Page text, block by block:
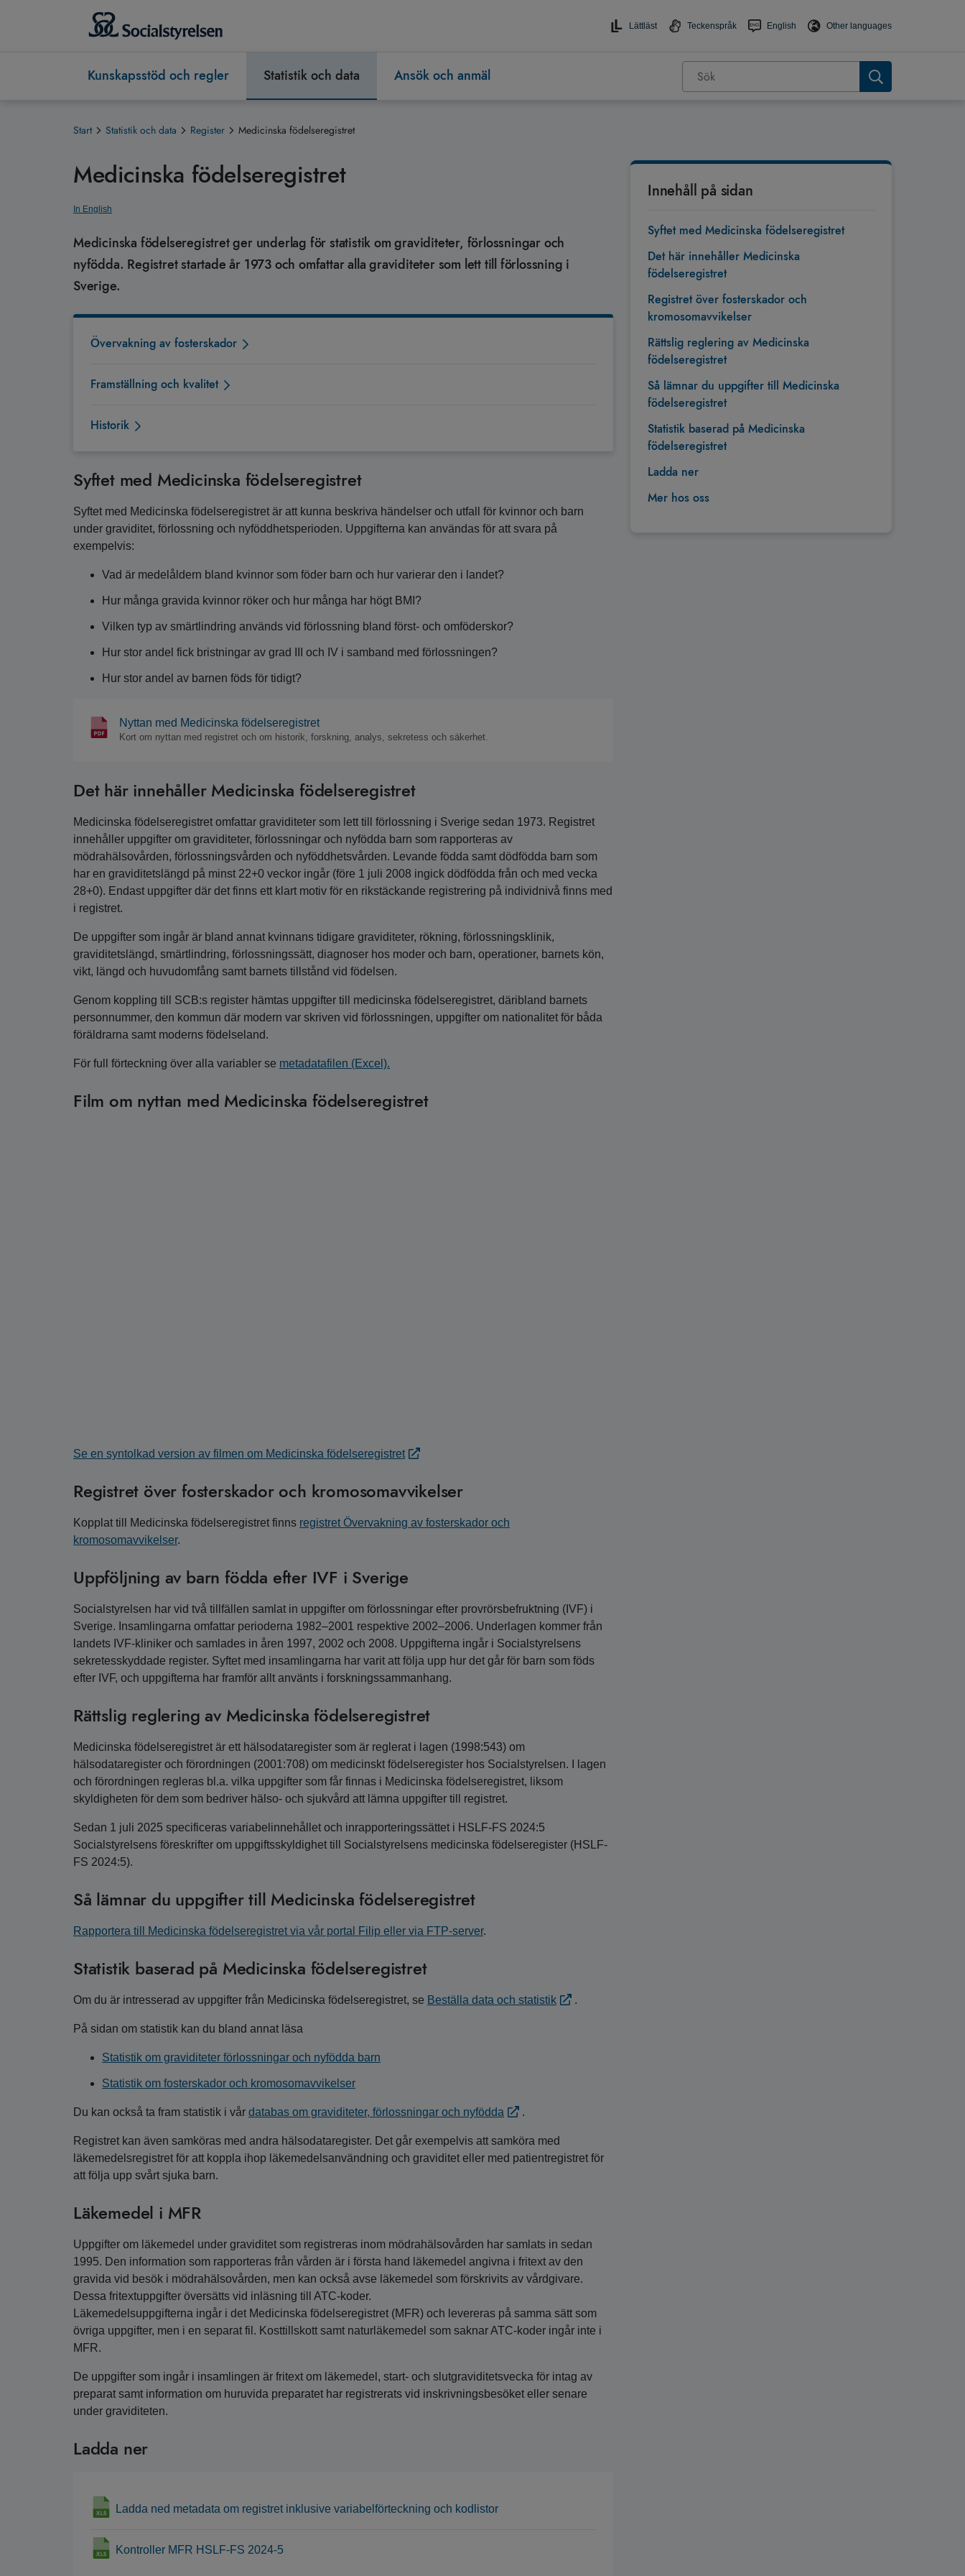
Lättläst Teckenspråk English Other languages
Kunskapsstöd och regler Statistik och data Ansök och anmäl
Start Statistik och data Register Medicinska födelseregistret
Innehåll på sidan
Syftet med Medicinska födelseregistret
Det här innehåller Medicinska
födelseregistret
Registret över fosterskador och
kromosomavvikelser
Rättslig reglering av Medicinska
födelseregistret
Så lämnar du uppgifter till Medicinska
födelseregistret
Statistik baserad på Medicinska
födelseregistret
Ladda ner
Mer hos oss
Medicinska födelseregistret
In English
Medicinska födelseregistret ger underlag för statistik om graviditeter, förlossningar och
nyfödda. Registret startade år 1973 och omfattar alla graviditeter som lett till förlossning i
Sverige.
Övervakning av fosterskador
Framställning och kvalitet
Historik
Syftet med Medicinska födelseregistret
Syftet med Medicinska födelseregistret är att kunna beskriva händelser och utfall för kvinnor och barn
under graviditet, förlossning och nyföddhetsperioden. Uppgifterna kan användas för att svara på
exempelvis:
Vad är medelåldern bland kvinnor som föder barn och hur varierar den i landet?
Hur många gravida kvinnor röker och hur många har högt BMI?
Vilken typ av smärtlindring används vid förlossning bland först- och omföderskor?
Hur stor andel fick bristningar av grad III och IV i samband med förlossningen?
Hur stor andel av barnen föds för tidigt?
Nyttan med Medicinska födelseregistret
Kort om nyttan med registret och om historik, forskning, analys, sekretess och säkerhet.
Det här innehåller Medicinska födelseregistret
Medicinska födelseregistret omfattar graviditeter som lett till förlossning i Sverige sedan 1973. Registret
innehåller uppgifter om graviditeter, förlossningar och nyfödda barn som rapporteras av
mödrahälsovården, förlossningsvården och nyföddhetsvården. Levande födda samt dödfödda barn som
har en graviditetslängd på minst 22+0 veckor ingår (före 1 juli 2008 ingick dödfödda från och med vecka
28+0). Endast uppgifter där det finns ett klart motiv för en rikstäckande registrering på individnivå finns med
i registret.
De uppgifter som ingår är bland annat kvinnans tidigare graviditeter, rökning, förlossningsklinik,
graviditetslängd, smärtlindring, förlossningssätt, diagnoser hos moder och barn, operationer, barnets kön,
vikt, längd och huvudomfång samt barnets tillstånd vid födelsen.
Genom koppling till SCB:s register hämtas uppgifter till medicinska födelseregistret, däribland barnets
personnummer, den kommun där modern var skriven vid förlossningen, uppgifter om nationalitet för båda
föräldrarna samt moderns födelseland.
För full förteckning över alla variabler se metadatafilen (Excel).
Film om nyttan med Medicinska födelseregistret
Se en syntolkad version av filmen om Medicinska födelseregistret
Registret över fosterskador och kromosomavvikelser
Kopplat till Medicinska födelseregistret finns registret Övervakning av fosterskador och
kromosomavvikelser.
Uppföljning av barn födda efter IVF i Sverige
Socialstyrelsen har vid två tillfällen samlat in uppgifter om förlossningar efter provrörsbefruktning (IVF) i
Sverige. Insamlingarna omfattar perioderna 1982–2001 respektive 2002–2006. Underlagen kommer från
landets IVF-kliniker och samlades in åren 1997, 2002 och 2008. Uppgifterna ingår i Socialstyrelsens
sekretesskyddade register. Syftet med insamlingarna har varit att följa upp hur det går för barn som föds
efter IVF, och uppgifterna har framför allt använts i forskningssammanhang.
Rättslig reglering av Medicinska födelseregistret
Medicinska födelseregistret är ett hälsodataregister som är reglerat i lagen (1998:543) om
hälsodataregister och förordningen (2001:708) om medicinskt födelseregister hos Socialstyrelsen. I lagen
och förordningen regleras bl.a. vilka uppgifter som får finnas i Medicinska födelseregistret, liksom
skyldigheten för dem som bedriver hälso­- och sjukvård att lämna uppgifter till registret.
Sedan 1 juli 2025 specificeras variabelinnehållet och inrapporteringssättet i HSLF-FS 2024:5
Socialstyrelsens föreskrifter om uppgiftsskyldighet till Socialstyrelsens medicinska födelseregister (HSLF-
FS 2024:5).
Så lämnar du uppgifter till Medicinska födelseregistret
Rapportera till Medicinska födelseregistret via vår portal Filip eller via FTP-server.
Statistik baserad på Medicinska födelseregistret
Om du är intresserad av uppgifter från Medicinska födelseregistret, se Beställa data och statistik .
På sidan om statistik kan du bland annat läsa
Statistik om graviditeter förlossningar och nyfödda barn
Statistik om fosterskador och kromosomavvikelser
Du kan också ta fram statistik i vår databas om graviditeter, förlossningar och nyfödda .
Registret kan även samköras med andra hälsodataregister. Det går exempelvis att samköra med
läkemedelsregistret för att koppla ihop läkemedelsanvändning och graviditet eller med patientregistret för
att följa upp svårt sjuka barn.
Läkemedel i MFR
Uppgifter om läkemedel under graviditet som registreras inom mödrahälsovården har samlats in sedan
1995. Den information som rapporteras från vården är i första hand läkemedel angivna i fritext av den
gravida vid besök i mödrahälsovården, men kan också avse läkemedel som förskrivits av vårdgivare.
Dessa fritextuppgifter översätts vid inläsning till ATC-koder.
Läkemedelsuppgifterna ingår i det Medicinska födelseregistret (MFR) och levereras på samma sätt som
övriga uppgifter, men i en separat fil. Kosttillskott samt naturläkemedel som saknar ATC-koder ingår inte i
MFR.
De uppgifter som ingår i insamlingen är fritext om läkemedel, start- och slutgraviditetsvecka för intag av
preparat samt information om huruvida preparatet har registrerats vid inskrivningsbesöket eller senare
under graviditeten.
Ladda ner
Ladda ned metadata om registret inklusive variabelförteckning och kodlistor
Kontroller MFR HSLF-FS 2024-5